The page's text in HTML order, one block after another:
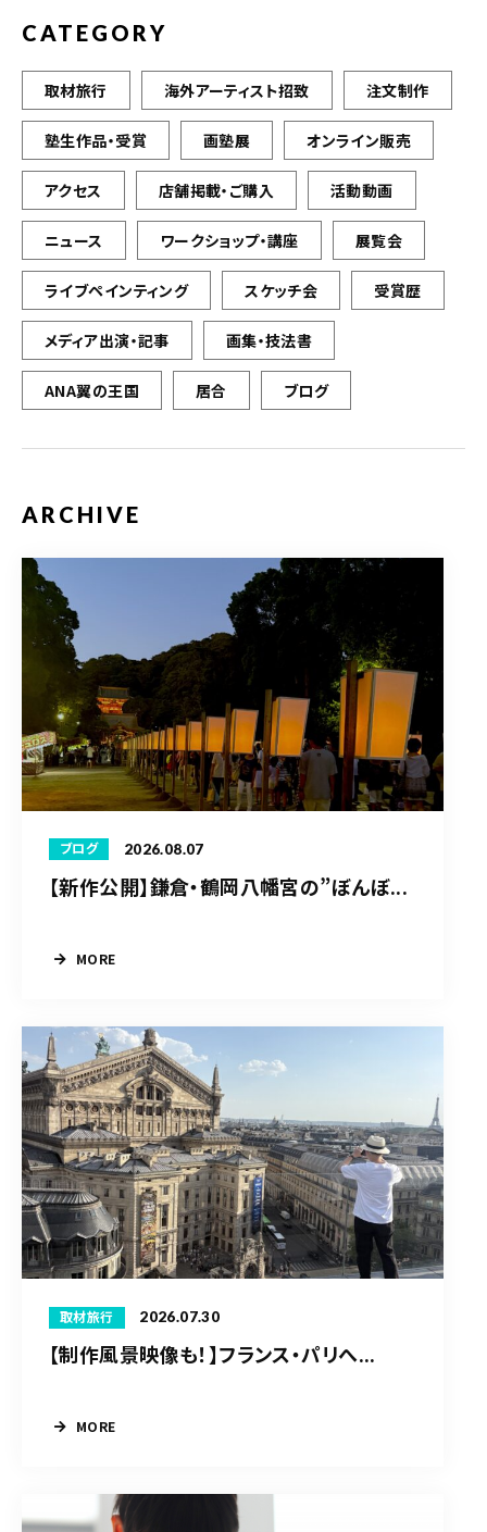
CATEGORY
取材旅行 海外アーティスト招致 注文制作
塾生作品・受賞 画塾展 オンライン販売
アクセス 店舗掲載・ご購入 活動動画
ニュース ワークショップ・講座 展覧会
ライブペインティング スケッチ会 受賞歴
メディア出演・記事 画集・技法書
ANA翼の王国 居合 ブログ
ARCHIVE
ブログ 2026.08.07
【新作公開】鎌倉・鶴岡八幡宮の”ぼんぼ...
MORE
取材旅行 2026.07.30
【制作風景映像も！】フランス・パリへ...
MORE